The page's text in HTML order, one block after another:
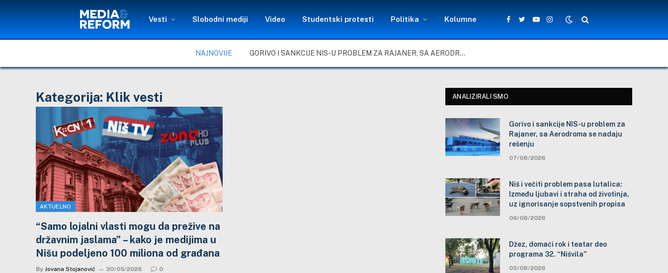
Vesti Slobodni mediji Video Studentski protesti Politika Kolumne
Facebook
TwitterYouTubeInstagram
NAJNOVIJE GORIVO I SANKCIJE NIS-U PROBLEM ZA RAJANER, SA AERODROMA SE NADAJU REŠENJU
Kategorija: Klik vesti
AKTUELNO
“Samo lojalni vlasti mogu da prežive na
državnim jaslama” – kako je medijima u
Nišu podeljeno 100 miliona od građana
By Jovana Stojanović 30/05/2026 0
ANALIZIRALI SMO
Gorivo i sankcije NIS-u problem za
Rajaner, sa Aerodroma se nadaju
rešenju
07/08/2026
Niš i večiti problem pasa lutalica:
Između ljubavi i straha od životinja,
uz ignorisanje sopstvenih propisa
06/08/2026
Džez, domaći rok i teatar deo
programa 32. “Nišvila”
05/08/2026